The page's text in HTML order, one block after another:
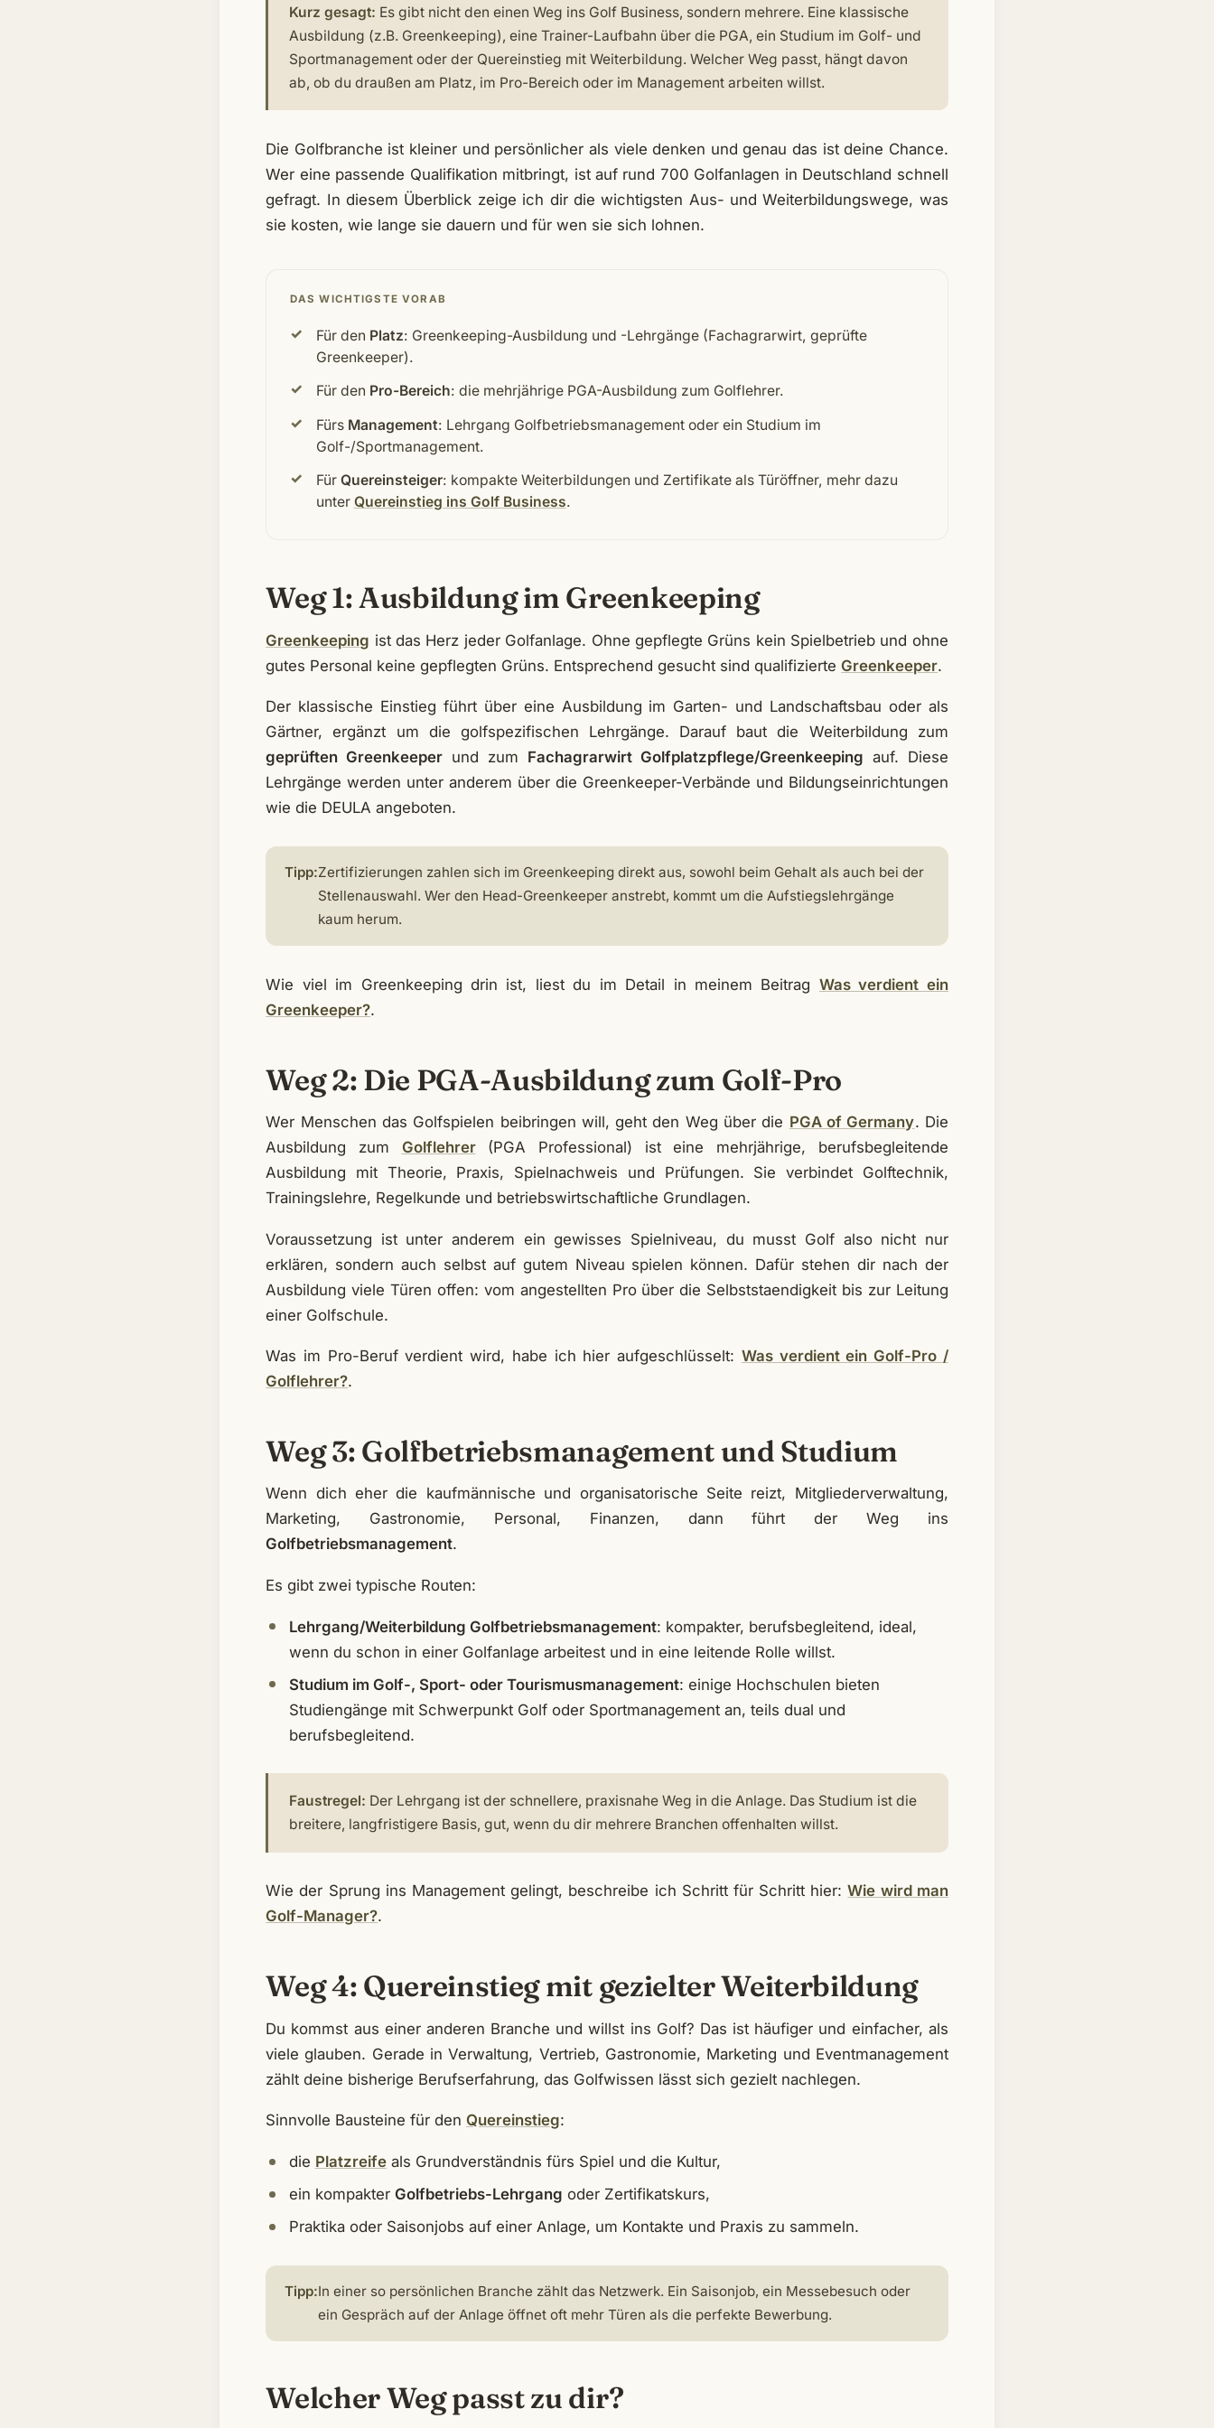
Kurz gesagt: Es gibt nicht den einen Weg ins Golf Business, sondern mehrere. Eine klassische
Ausbildung (z.B. Greenkeeping), eine Trainer-Laufbahn über die PGA, ein Studium im Golf- und
Sportmanagement oder der Quereinstieg mit Weiterbildung. Welcher Weg passt, hängt davon
ab, ob du draußen am Platz, im Pro-Bereich oder im Management arbeiten willst.
Die Golfbranche ist kleiner und persönlicher als viele denken und genau das ist deine Chance.
Wer eine passende Qualifikation mitbringt, ist auf rund 700 Golfanlagen in Deutschland schnell
gefragt. In diesem Überblick zeige ich dir die wichtigsten Aus- und Weiterbildungswege, was
sie kosten, wie lange sie dauern und für wen sie sich lohnen.
DAS WICHTIGSTE VORAB
Für den Platz: Greenkeeping-Ausbildung und -Lehrgänge (Fachagrarwirt, geprüfte
Greenkeeper).
Für den Pro-Bereich: die mehrjährige PGA-Ausbildung zum Golflehrer.
Fürs Management: Lehrgang Golfbetriebsmanagement oder ein Studium im
Golf-/Sportmanagement.
Für Quereinsteiger: kompakte Weiterbildungen und Zertifikate als Türöffner, mehr dazu
unter Quereinstieg ins Golf Business.
Weg 1: Ausbildung im Greenkeeping
Greenkeeping ist das Herz jeder Golfanlage. Ohne gepflegte Grüns kein Spielbetrieb und ohne
gutes Personal keine gepflegten Grüns. Entsprechend gesucht sind qualifizierte Greenkeeper.
Der klassische Einstieg führt über eine Ausbildung im Garten- und Landschaftsbau oder als
Gärtner, ergänzt um die golfspezifischen Lehrgänge. Darauf baut die Weiterbildung zum
geprüften Greenkeeper und zum Fachagrarwirt Golfplatzpflege/Greenkeeping auf. Diese
Lehrgänge werden unter anderem über die Greenkeeper-Verbände und Bildungseinrichtungen
wie die DEULA angeboten.
Tipp:Zertifizierungen zahlen sich im Greenkeeping direkt aus, sowohl beim Gehalt als auch bei der
Stellenauswahl. Wer den Head-Greenkeeper anstrebt, kommt um die Aufstiegslehrgänge
kaum herum.
Wie viel im Greenkeeping drin ist, liest du im Detail in meinem Beitrag Was verdient ein
Greenkeeper?.
Weg 2: Die PGA-Ausbildung zum Golf-Pro
Wer Menschen das Golfspielen beibringen will, geht den Weg über die PGA of Germany. Die
Ausbildung zum Golflehrer(PGA Professional) ist eine mehrjährige, berufsbegleitende
Ausbildung mit Theorie, Praxis, Spielnachweis und Prüfungen. Sie verbindet Golftechnik,
Trainingslehre, Regelkunde und betriebswirtschaftliche Grundlagen.
Voraussetzung ist unter anderem ein gewisses Spielniveau, du musst Golf also nicht nur
erklären, sondern auch selbst auf gutem Niveau spielen können. Dafür stehen dir nach der
Ausbildung viele Türen offen: vom angestellten Pro über die Selbststaendigkeit bis zur Leitung
einer Golfschule.
Was im Pro-Beruf verdient wird, habe ich hier aufgeschlüsselt: Was verdient ein Golf-Pro /
Golflehrer?.
Weg 3: Golfbetriebsmanagement und Studium
Wenn dich eher die kaufmännische und organisatorische Seite reizt, Mitgliederverwaltung,
Marketing, Gastronomie, Personal, Finanzen, dann führt der Weg ins
Golfbetriebsmanagement.
Es gibt zwei typische Routen:
Lehrgang/Weiterbildung Golfbetriebsmanagement: kompakter, berufsbegleitend, ideal,
wenn du schon in einer Golfanlage arbeitest und in eine leitende Rolle willst.
Studium im Golf-, Sport- oder Tourismusmanagement: einige Hochschulen bieten
Studiengänge mit Schwerpunkt Golf oder Sportmanagement an, teils dual und
berufsbegleitend.
Faustregel: Der Lehrgang ist der schnellere, praxisnahe Weg in die Anlage. Das Studium ist die
breitere, langfristigere Basis, gut, wenn du dir mehrere Branchen offenhalten willst.
Wie der Sprung ins Management gelingt, beschreibe ich Schritt für Schritt hier:Wie wird man
Golf-Manager?.
Weg 4: Quereinstieg mit gezielter Weiterbildung
Du kommst aus einer anderen Branche und willst ins Golf? Das ist häufiger und einfacher, als
viele glauben. Gerade in Verwaltung, Vertrieb, Gastronomie, Marketing und Eventmanagement
zählt deine bisherige Berufserfahrung, das Golfwissen lässt sich gezielt nachlegen.
Sinnvolle Bausteine für den Quereinstieg:
die Platzreifeals Grundverständnis fürs Spiel und die Kultur,
ein kompakter Golfbetriebs-Lehrgang oder Zertifikatskurs,
Praktika oder Saisonjobs auf einer Anlage, um Kontakte und Praxis zu sammeln.
Tipp:In einer so persönlichen Branche zählt das Netzwerk. Ein Saisonjob, ein Messebesuch oder
ein Gespräch auf der Anlage öffnet oft mehr Türen als die perfekte Bewerbung.
Welcher Weg passt zu dir?